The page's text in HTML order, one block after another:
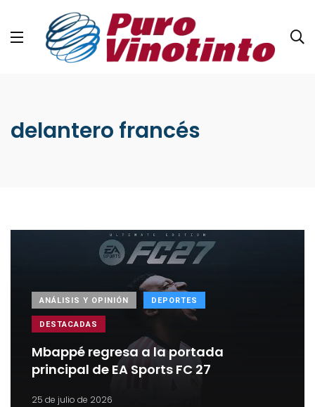
delantero francés
ANÁLISIS Y OPINIÓN DEPORTES
DESTACADAS
Mbappé regresa a la portada
principal de EA Sports FC 27
25 de julio de 2026